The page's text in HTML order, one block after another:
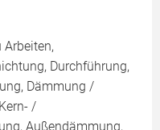
Arbeiten,
Durchführung,
Dämmung /
/
Außendämmung,